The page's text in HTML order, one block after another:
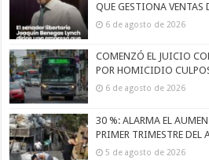
QUE GESTIONA VENTAS
6 de agosto de 2026
COMENZÓ EL JUICIO
POR HOMICIDIO
6 de agosto de 2026
30 %: ALARMA EL
PRIMER TRIMESTRE DEL
5 de agosto de 2026